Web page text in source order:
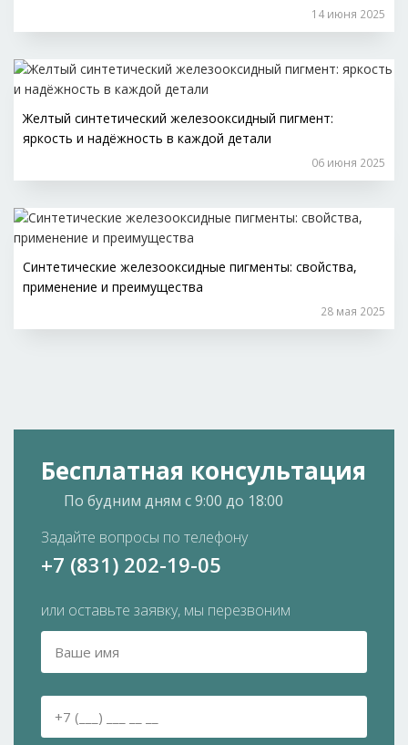
14 июня 2025
Желтый синтетический железооксидный пигмент:
яркость и надёжность в каждой детали
06 июня 2025
Синтетические железооксидные пигменты: свойства,
применение и преимущества
28 мая 2025
Бесплатная консультация
По будним дням с 9:00 до 18:00
Задайте вопросы по телефону
+7 (831) 202-19-05
или оставьте заявку, мы перезвоним